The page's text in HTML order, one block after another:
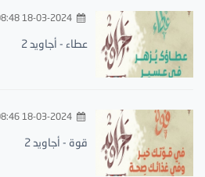
18-03-2024 08:48 مساءً
عطاء - أجاويد 2
18-03-2024 08:46 مساءً
قوة - أجاويد 2